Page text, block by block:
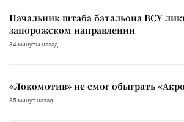
Начальник штаба батальона ВСУ
запорожском направлении
34 минуты назад
«Локомотив» не смог обыграть
35 минут назад